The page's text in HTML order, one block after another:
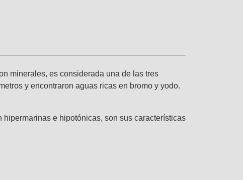
minerales, es considerada una de las tres
y encontraron aguas ricas en bromo y yodo.
e hipotónicas, son sus características